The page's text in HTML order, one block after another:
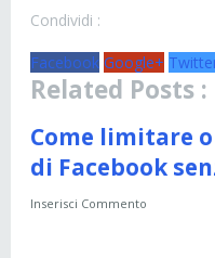
Condividi :
Facebook Google+
Related Posts :
Come limitare
di Facebook
Inserisci Commento